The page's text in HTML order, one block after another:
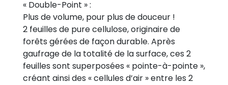
« Double-Point » :
Plus de volume, pour plus de douceur !
2 feuilles de pure cellulose, originaire de
forêts gérées de façon durable. Après
gaufrage de la totalité de la surface, ces 2
feuilles sont superposées « pointe-à-pointe »,
créant ainsi des « cellules d’air » entre les 2